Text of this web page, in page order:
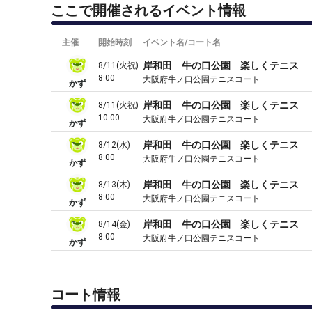
ここで開催されるイベント情報
主催 開始時刻 イベント名/コート名
かず
8/11(火祝)
8:00
岸和田 牛の口公園 楽しくテニス
大阪府牛ノ口公園テニスコート
かず
8/11(火祝)
10:00
岸和田 牛の口公園 楽しくテニス
大阪府牛ノ口公園テニスコート
かず
8/12(水)
8:00
岸和田 牛の口公園 楽しくテニス
大阪府牛ノ口公園テニスコート
かず
8/13(木)
8:00
岸和田 牛の口公園 楽しくテニス
大阪府牛ノ口公園テニスコート
かず
8/14(金)
8:00
岸和田 牛の口公園 楽しくテニス
大阪府牛ノ口公園テニスコート
コート情報